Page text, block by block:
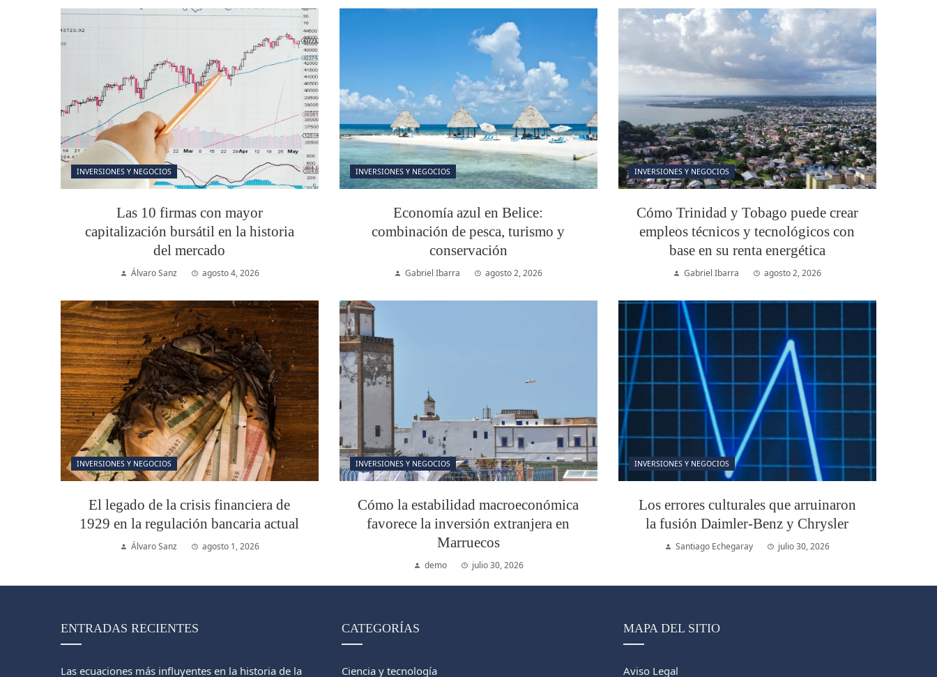
INVERSIONES Y NEGOCIOS
Las 10 firmas con mayor
capitalización bursátil en la historia
del mercado
Álvaro Sanz agosto 4, 2026
INVERSIONES Y NEGOCIOS
Economía azul en Belice:
combinación de pesca, turismo y
conservación
Gabriel Ibarra agosto 2, 2026
INVERSIONES Y NEGOCIOS
Cómo Trinidad y Tobago puede crear
empleos técnicos y tecnológicos con
base en su renta energética
Gabriel Ibarra agosto 2, 2026
INVERSIONES Y NEGOCIOS
El legado de la crisis financiera de
1929 en la regulación bancaria actual
Álvaro Sanz agosto 1, 2026
INVERSIONES Y NEGOCIOS
Cómo la estabilidad macroeconómica
favorece la inversión extranjera en
Marruecos
demo julio 30, 2026
INVERSIONES Y NEGOCIOS
Los errores culturales que arruinaron
la fusión Daimler-Benz y Chrysler
Santiago Echegaray julio 30, 2026
ENTRADAS RECIENTES
Las ecuaciones más influyentes en la historia de la
CATEGORÍAS
Ciencia y tecnología
MAPA DEL SITIO
Aviso Legal